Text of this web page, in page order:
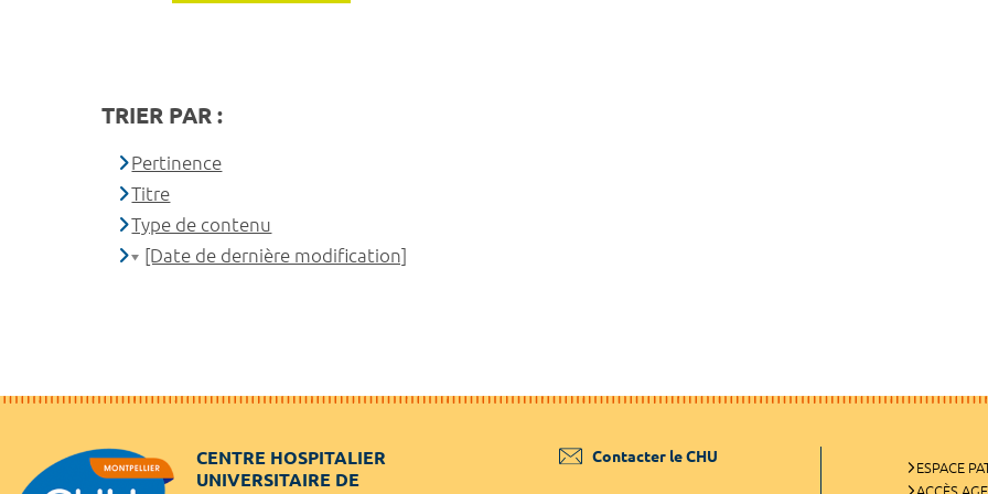
TRIER PAR :
Pertinence
Titre
Type de contenu
[Date de dernière modification]
CENTRE HOSPITALIER
UNIVERSITAIRE DE
Contacter le CHU
ESPACE
ACCÈS